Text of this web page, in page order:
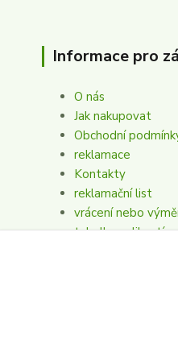
Informace pro
O nás
Jak nakupovat
Obchodní
reklamace
Kontakty
reklamační list
vrácení nebo
tabulka velikostí